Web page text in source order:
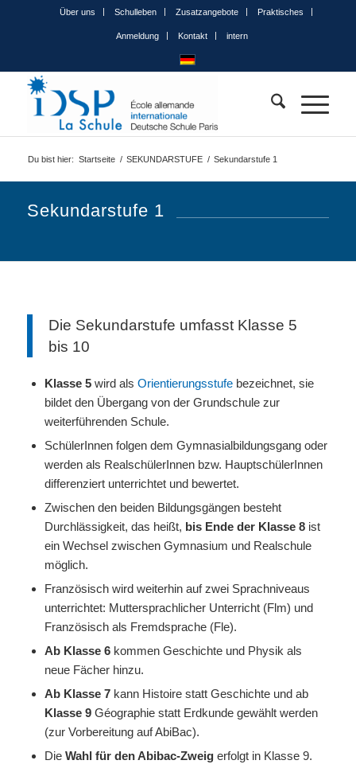
Über uns Schulleben Zusatzangebote Praktisches
Anmeldung Kontakt intern
Du bist hier: Startseite / SEKUNDARSTUFE / Sekundarstufe 1
Sekundarstufe 1
Die Sekundarstufe umfasst Klasse 5
bis 10
Klasse 5wird als Orientierungsstufebezeichnet, sie
bildet den Übergang von der Grundschule zur
weiterführenden Schule.
SchülerInnen folgen dem Gymnasialbildungsgang oder
werden als RealschülerInnen bzw. HauptschülerInnen
differenziert unterrichtet und bewertet.
Zwischen den beiden Bildungsgängen besteht
Durchlässigkeit, das heißt, bis Ende der Klasse 8ist
ein Wechsel zwischen Gymnasium und Realschule
möglich.
Französisch wird weiterhin auf zwei Sprachniveaus
unterrichtet: Muttersprachlicher Unterricht (Flm) und
Französisch als Fremdsprache (Fle).
Ab Klasse 6kommen Geschichte und Physik als
neue Fächer hinzu.
Ab Klasse 7kann Histoire statt Geschichte und ab
Klasse 9Géographie statt Erdkunde gewählt werden
(zur Vorbereitung auf AbiBac).
Die Wahl für den Abibac-Zweigerfolgt in Klasse 9.